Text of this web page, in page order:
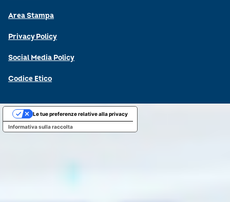
Area Stampa
Privacy Policy
Social Media Policy
Codice Etico
Informativa sulla raccolta
Le tue preferenze relative alla privacy